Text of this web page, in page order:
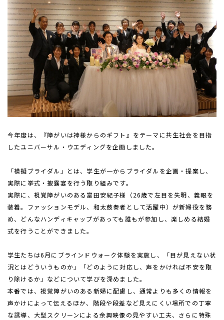
今年度は、『障がいは神様からのギフト』をテーマに共生社会を目指
したユニバーサル・ウエディングを企画しました。
「模擬ブライダル」とは、学生が一からブライダルを企画・提案し、
実際に挙式・披露宴を行う取り組みです。
実際に、視覚障がいのある富田安紀子様（26歳で左目を失明、義眼を
装着。ファッションモデル、和太鼓奏者として活躍中）が新婦役を務
め、どんなハンディキャップがあっても誰もが参加し、楽しめる結婚
式を行うことができました。
学生たちは6月にブラインドウォーク体験を実施し、「目が見えない状
況とはどういうものか」「どのように対応し、声をかければ不安を取
り除けるか」などについて学びを深めました。
本番では、視覚障がいのある新婦に配慮し、通常よりも多くの情報を
声かけによって伝えるほか、階段や段差など見えにくい場所での丁寧
な誘導、大型スクリーンによる余興映像の見やすい工夫、さらに特殊